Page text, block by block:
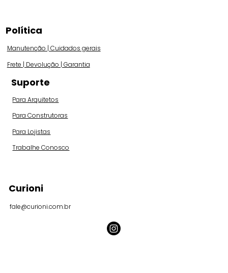
Política
Manutenção | Cuidados gerais
Frete | Devolução | Garantia
Suporte
Para Arquitetos
Para Construtoras
Para Lojistas
Trabalhe Conosco
Curioni
fale@curioni.com.br